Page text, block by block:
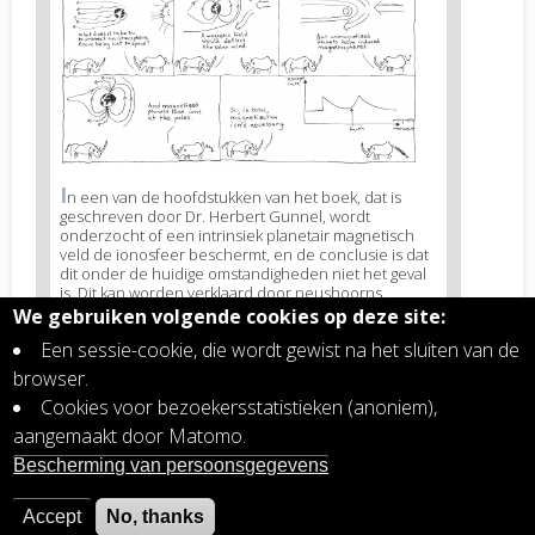
image
3
News
image
legend
3
In een van de hoofdstukken van het boek, dat is
geschreven door Dr. Herbert Gunnel, wordt
onderzocht of een intrinsiek planetair magnetisch
veld de ionosfeer beschermt, en de conclusie is dat
dit onder de huidige omstandigheden niet het geval
is. Dit kan worden verklaard door neushoorns.
Related articles
Het Cluster-epos: we ontrafelen de gevolgen
van de elektromagnetische krachten op
planetaire schaal
We gebruiken volgende cookies op deze site:
Een sessie-cookie, die wordt gewist na het sluiten van de
browser.
Cookies voor bezoekersstatistieken (anoniem),
aangemaakt door Matomo.
Bescherming van persoonsgegevens
Accept No, thanks